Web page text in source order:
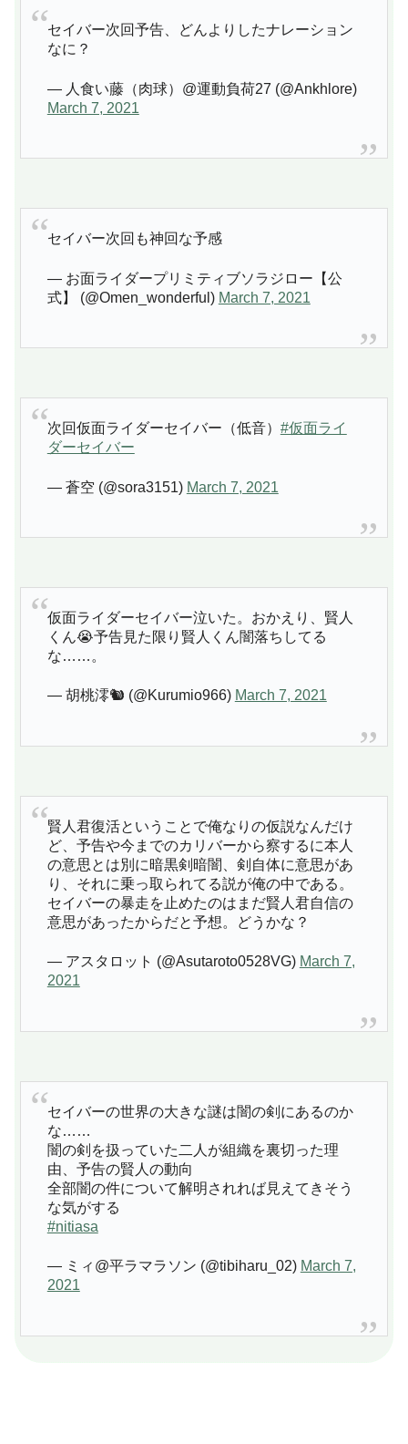
セイバー次回予告、どんよりしたナレーション
なに？
— 人食い藤（肉球）@運動負荷27 (@Ankhlore)
March 7, 2021
セイバー次回も神回な予感
— お面ライダープリミティブソラジロー【公
式】 (@Omen_wonderful) March 7, 2021
次回仮面ライダーセイバー（低音） #仮面ライ
ダーセイバー
— 蒼空 (@sora3151) March 7, 2021
仮面ライダーセイバー泣いた。おかえり、賢人
くん😭予告見た限り賢人くん闇落ちしてる
な……。
— 胡桃澪🐿 (@Kurumio966) March 7, 2021
賢人君復活ということで俺なりの仮説なんだけ
ど、予告や今までのカリバーから察するに本人
の意思とは別に暗黒剣暗闇、剣自体に意思があ
り、それに乗っ取られてる説が俺の中である。
セイバーの暴走を止めたのはまだ賢人君自信の
意思があったからだと予想。どうかな？
— アスタロット (@Asutaroto0528VG) March 7,
2021
セイバーの世界の大きな謎は闇の剣にあるのか
な……
闇の剣を扱っていた二人が組織を裏切った理
由、予告の賢人の動向
全部闇の件について解明されれば見えてきそう
な気がする
#nitiasa
— ミィ@平ラマラソン (@tibiharu_02) March 7,
2021